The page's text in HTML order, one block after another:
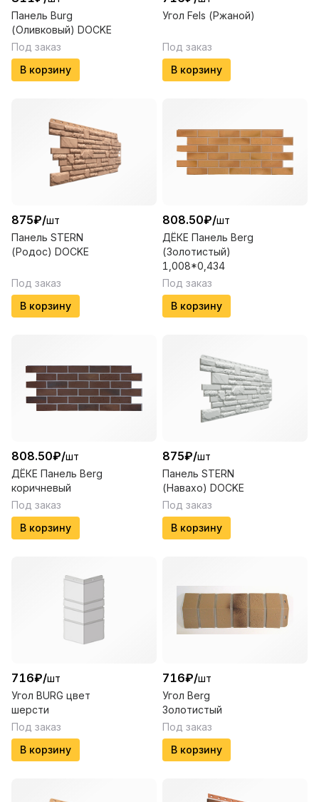
Панель Burg
(Оливковый) DOCKE
Под заказ
В корзину
Угол Fels (Ржаной)
Под заказ
В корзину
875₽/шт
Панель STERN
(Родос) DOCKE
Под заказ
В корзину
808.50₽/шт
ДЁКЕ Панель Berg
(Золотистый)
1,008*0,434
Под заказ
В корзину
808.50₽/шт
ДЁКЕ Панель Berg
коричневый
Под заказ
В корзину
875₽/шт
Панель STERN
(Навахо) DOCKE
Под заказ
В корзину
716₽/шт
Угол BURG цвет
шерсти
Под заказ
В корзину
716₽/шт
Угол Berg
Золотистый
Под заказ
В корзину